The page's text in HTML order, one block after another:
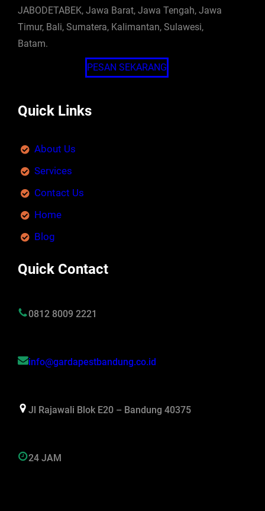
JABODETABEK, Jawa Barat, Jawa Tengah, Jawa
Timur, Bali, Sumatera, Kalimantan, Sulawesi,
Batam.
PESAN SEKARANG
Quick Links
About Us
Services
Contact Us
Home
Blog
Quick Contact
0812 8009 2221
info@gardapestbandung.co.id
Jl Rajawali Blok E20 – Bandung 40375
24 JAM